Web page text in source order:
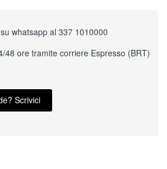
whatsapp al 337 1010000
48 ore tramite corriere Espresso (BRT)
Scrivici